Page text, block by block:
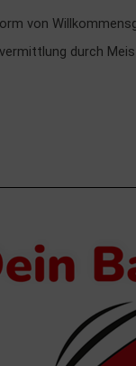
von
durch